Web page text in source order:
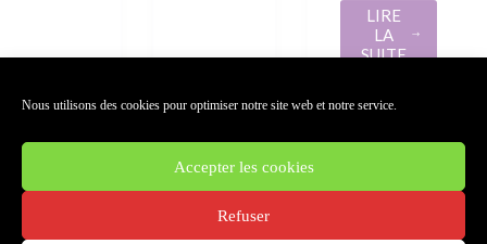
Nous utilisons des cookies pour optimiser notre site web et notre service.
Accepter les cookies
Refuser
LIRE
LA
SUITE
LES
VIRGIN
T5
CARR
SUIVANT